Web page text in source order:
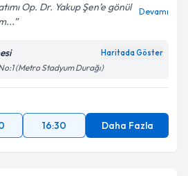
Op. Dr. Yakup Şen’e gönül
Devamı
Haritada Göster
(Metro Stadyum Durağı)
16:30 Daha Fazla